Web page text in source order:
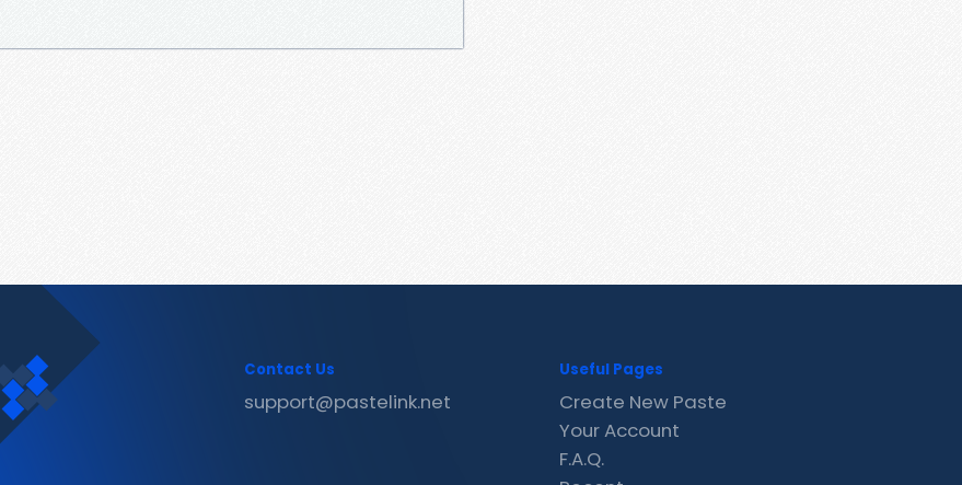
Contact Us
support@pastelink.net
Useful Pages
Create New Paste
Your Account
F.A.Q.